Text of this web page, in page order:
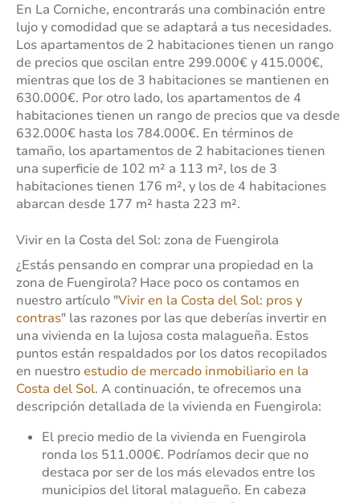
En La Corniche, encontrarás una combinación entre
lujo y comodidad que se adaptará a tus necesidades.
Los apartamentos de 2 habitaciones tienen un rango
de precios que oscilan entre 299.000€ y 415.000€,
mientras que los de 3 habitaciones se mantienen en
630.000€. Por otro lado, los apartamentos de 4
habitaciones tienen un rango de precios que va desde
632.000€ hasta los 784.000€. En términos de
tamaño, los apartamentos de 2 habitaciones tienen
una superficie de 102 m² a 113 m², los de 3
habitaciones tienen 176 m², y los de 4 habitaciones
abarcan desde 177 m² hasta 223 m².
Vivir en la Costa del Sol: zona de Fuengirola
¿Estás pensando en comprar una propiedad en la
zona de Fuengirola? Hace poco os contamos en
nuestro artículo "Vivir en la Costa del Sol: pros y
contras" las razones por las que deberías invertir en
una vivienda en la lujosa costa malagueña. Estos
puntos están respaldados por los datos recopilados
en nuestroestudio de mercado inmobiliario en la
Costa del Sol. A continuación, te ofrecemos una
descripción detallada de la vivienda en Fuengirola:
El precio medio de la vivienda en Fuengirola
ronda los 511.000€. Podríamos decir que no
destaca por ser de los más elevados entre los
municipios del litoral malagueño. En cabeza